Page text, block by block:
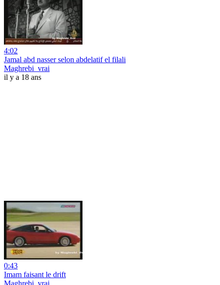
4:02
Jamal abd nasser selon abdelatif el filali
Maghrebi_vrai
il y a 18 ans
0:43
Imam faisant le drift